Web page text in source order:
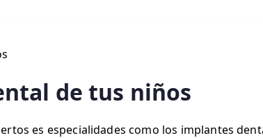
de tus niños
es especialidades como los implantes